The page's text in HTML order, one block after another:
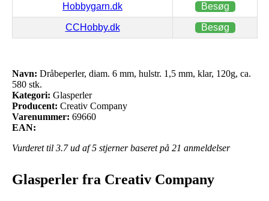
Hobbygarn.dk Besøg
CCHobby.dk Besøg
Navn: Dråbeperler, diam. 6 mm, hulstr. 1,5 mm, klar, 120g, ca.
580 stk.
Kategori: Glasperler
Producent: Creativ Company
Varenummer: 69660
EAN:
Vurderet til 3.7ud af 5 stjerner baseret på 21 anmeldelser
Glasperler fra Creativ Company